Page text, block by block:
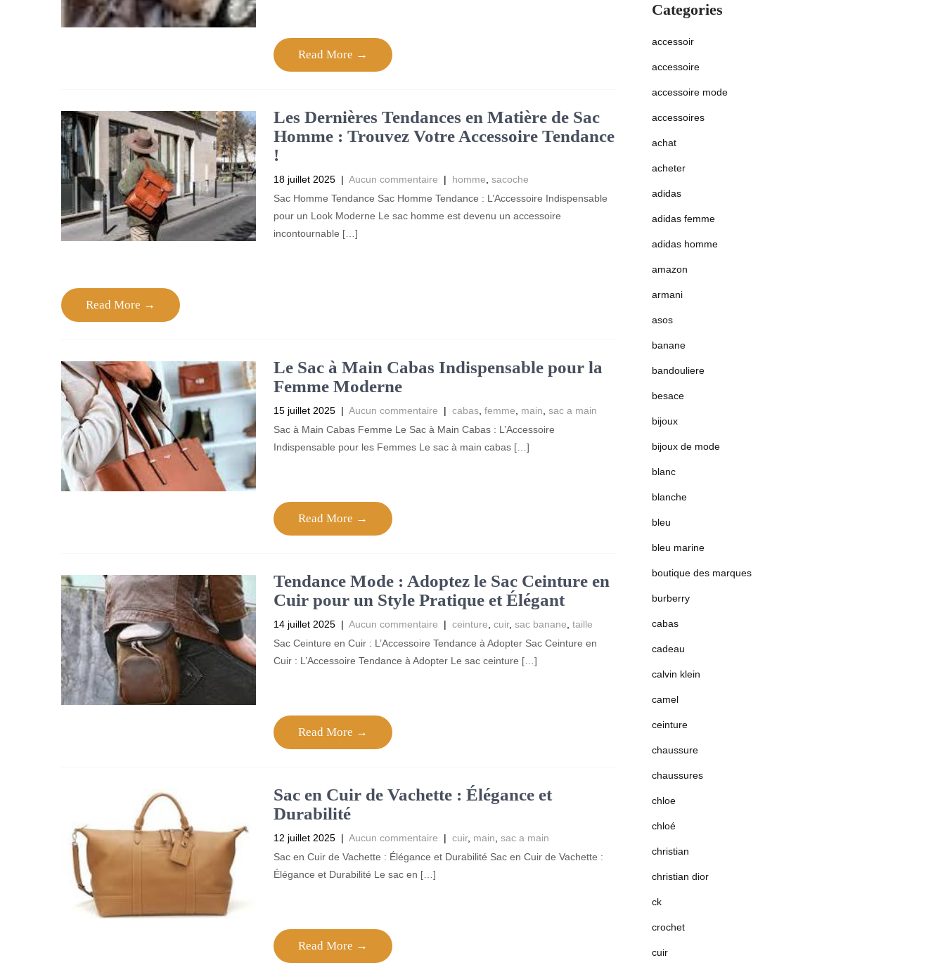
Read More →
Les Dernières Tendances en Matière de Sac
Homme : Trouvez Votre Accessoire Tendance
!
18 juillet 2025 | Aucun commentaire | homme sacoche
Sac Homme Tendance Sac Homme Tendance : L’Accessoire Indispensable
pour un Look Moderne Le sac homme est devenu un accessoire
incontournable […]
Read More →
Le Sac à Main Cabas Indispensable pour la
Femme Moderne
15 juillet 2025 | Aucun commentaire | cabas, femme main sac a main
Sac à Main Cabas Femme Le Sac à Main Cabas : L’Accessoire
Indispensable pour les Femmes Le sac à main cabas […]
Read More →
Tendance Mode : Adoptez le Sac Ceinture en
Cuir pour un Style Pratique et Élégant
14 juillet 2025 | Aucun commentaire | ceinture cuir, sac banane taille
Sac Ceinture en Cuir : L’Accessoire Tendance à Adopter Sac Ceinture en
Cuir : L’Accessoire Tendance à Adopter Le sac ceinture […]
Read More →
Sac en Cuir de Vachette : Élégance et
Durabilité
12 juillet 2025 | Aucun commentaire | cuir, main sac a main
Sac en Cuir de Vachette : Élégance et Durabilité Sac en Cuir de Vachette :
Élégance et Durabilité Le sac en […]
Read More →
Categories
accessoir
accessoire
accessoire mode
accessoires
achat
acheter
adidas
adidas femme
adidas homme
amazon
armani
asos
banane
bandouliere
besace
bijoux
bijoux de mode
blanc
blanche
bleu
bleu marine
boutique des marques
burberry
cabas
cadeau
calvin klein
camel
ceinture
chaussure
chaussures
chloe
chloé
christian
christian dior
ck
crochet
cuir